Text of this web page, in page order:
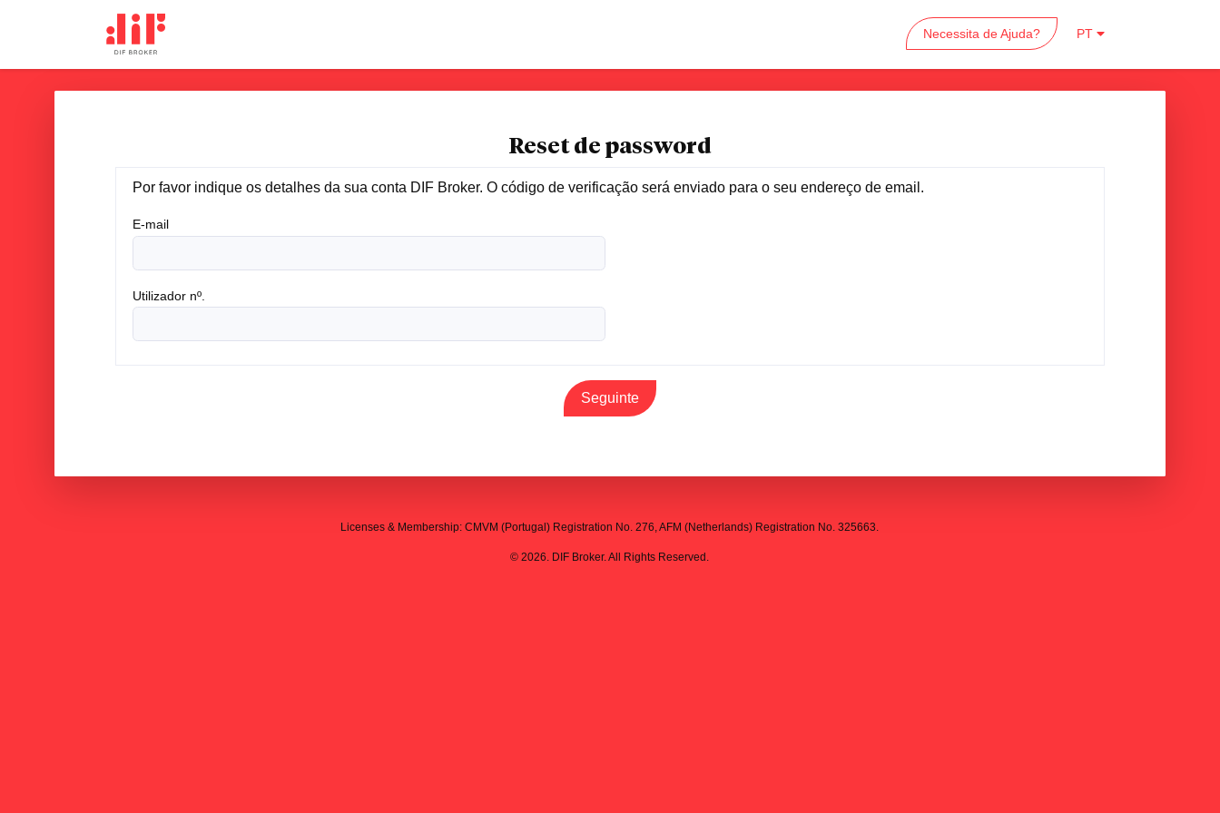
Necessita de Ajuda? PT
Reset de password
Por favor indique os detalhes da sua conta DIF Broker. O código de verificação será enviado para o seu endereço de email.
E-mail
Utilizador nº.
Seguinte
Licenses & Membership: CMVM (Portugal) Registration No. 276, AFM (Netherlands) Registration No. 325663.
© 2026. DIF Broker. All Rights Reserved.